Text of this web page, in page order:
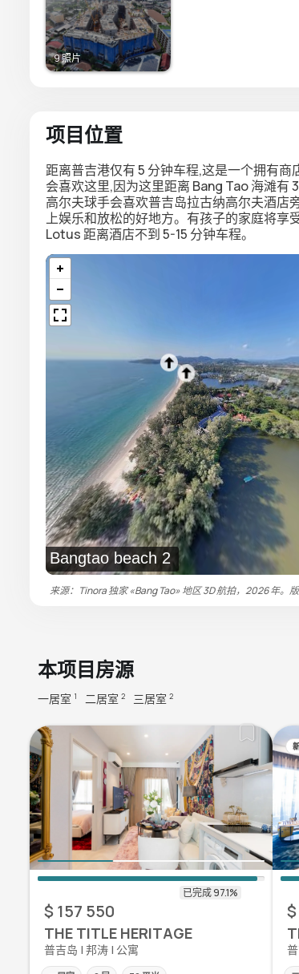
9 照片
项目位置
距离普吉港仅有 5 分钟车程,这是一个拥有
会喜欢这里,因为这里距离 Bang Tao 海滩有
高尔夫球手会喜欢普吉岛拉古纳高尔夫酒
上娱乐和放松的好地方。有孩子的家庭将
Lotus 距离酒店不到 5-15 分钟车程。
Bangtao beach 2
来源：Tinora 独家 «Bang Tao» 地区 3D 航拍，2026 年。
本项目房源
一居室 1 二居室 2 三居室 2
$ 157 550
THE TITLE HERITAGE
普吉岛 | 邦涛 | 公寓